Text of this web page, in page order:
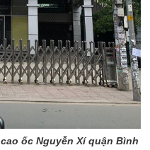
ốc Nguyễn Xí quận Bình